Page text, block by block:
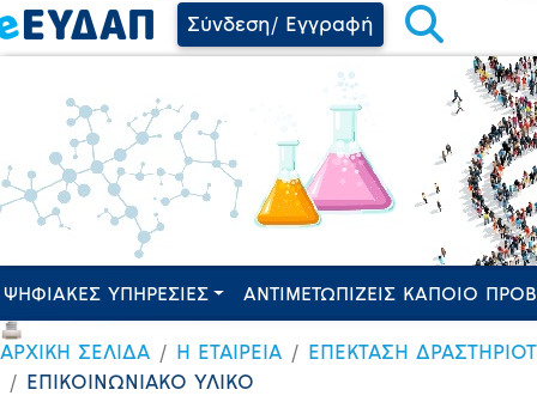
Σύνδεση/ Εγγραφή
ΨΗΦΙΑΚΕΣ ΥΠΗΡΕΣΙΕΣ ΑΝΤΙΜΕΤΩΠΙΖΕΙΣ ΚΑΠΟΙΟ
ΑΡΧΙΚΗ ΣΕΛΙΔΑ Η ΕΤΑΙΡΕΙΑ
ΕΠΕΚΤΑΣΗ
ΕΠΙΚΟΙΝΩΝΙΑΚΟ ΥΛΙΚΟ